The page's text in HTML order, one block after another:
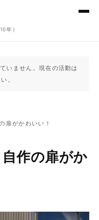
年）
いません。現在の活動は
。
扉がかわいい！
作の扉がか